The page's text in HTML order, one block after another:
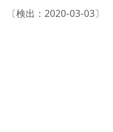
〔検出：2020-03-03〕